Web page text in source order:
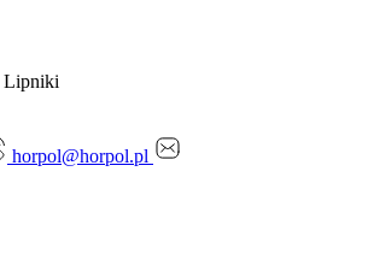
Lipniki
horpol@horpol.pl